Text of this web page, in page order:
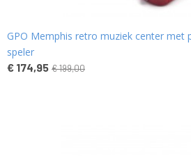
GPO Memphis retro muziek center met
speler
€ 174,95 € 199,00